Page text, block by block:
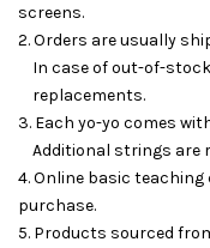
screens.
2. Orders are usually
In case of out-of-
replacements.
3. Each yo-yo comes
Additional strings are
4. Online basic
purchase.
5. Products sourced